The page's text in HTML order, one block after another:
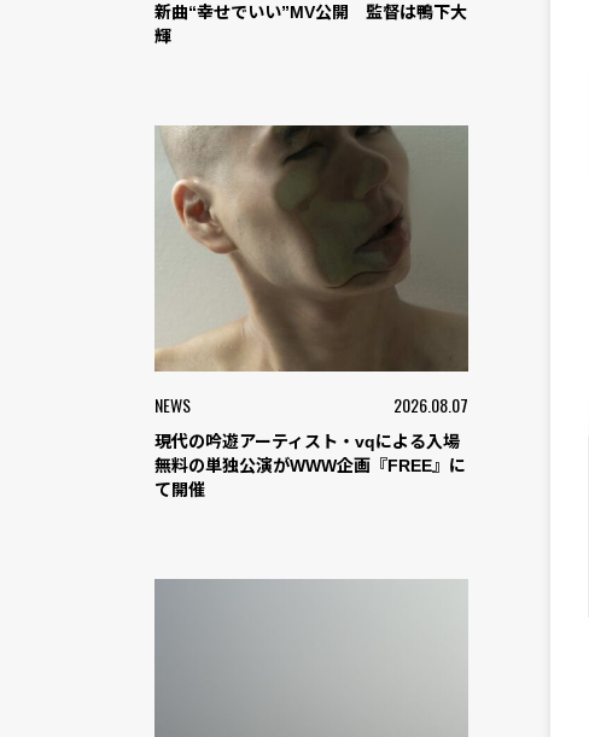
新曲“幸せでいい”MV公開 監督は鴨下大
輝
NEWS 2026.08.07
現代の吟遊アーティスト・vqによる入場
無料の単独公演がWWW企画『FREE』に
て開催